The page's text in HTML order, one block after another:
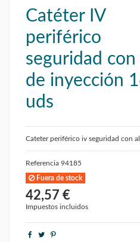
Catéter IV
periférico
seguridad
de inyección
uds
Cateter periférico iv seguridad con
Referencia 94185
Fuera de stock
42,57 €
Impuestos incluidos